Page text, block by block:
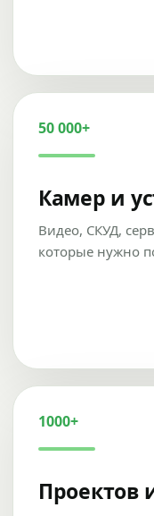
50 000+
Камер и
Видео, СКУД,
которые нужно
1000+
Проектов